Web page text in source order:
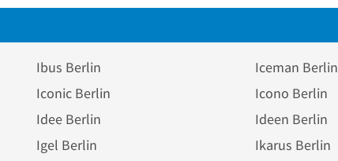
Ibus Berlin
Iceman Berlin
Iconic Berlin
Icono Berlin
Idee Berlin
Ideen Berlin
Igel Berlin
Ikarus Berlin